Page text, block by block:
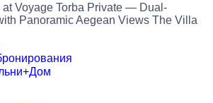
Voyage Torba Private — Dual-
Panoramic Aegean Views The Villa